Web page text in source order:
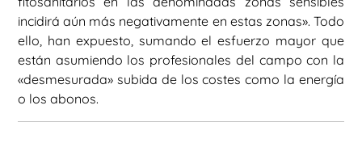
incidirá aún más negativamente en estas zonas». Todo
ello, han expuesto, sumando el esfuerzo mayor que
están asumiendo los profesionales del campo con la
«desmesurada» subida de los costes como la energía
o los abonos.